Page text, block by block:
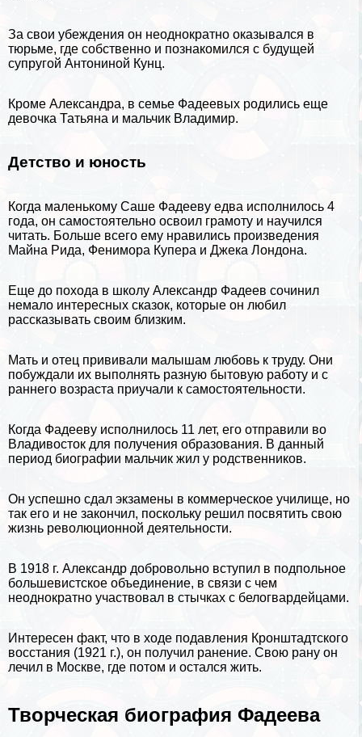
За свои убеждения он неоднократно оказывался в
тюрьме, где собственно и познакомился с будущей
супругой Антониной Кунц.
Кроме Александра, в семье Фадеевых родились еще
дeвoчка Татьяна и мальчик Владимир.
Детство и юность
Когда маленькому Саше Фадееву едва исполнилось 4
года, он самостоятельно освоил грамоту и научился
читать. Больше всего ему нравились произведения
Майна Рида, Фенимора Купера и Джека Лондона.
Еще до похода в школу Александр Фадеев сочинил
немало интересных сказок, которые он любил
рассказывать своим близким.
Мать и отец прививали малышам любовь к труду. Они
побуждали их выполнять разную бытовую работу и с
раннего возраста приучали к самостоятельности.
Когда Фадееву исполнилось 11 лет, его отправили во
Владивосток для получения образования. В данный
период биографии мальчик жил у родственников.
Он успешно сдал экзамены в коммерческое училище, но
так его и не закончил, поскольку решил посвятить свою
жизнь революционной деятельности.
В 1918 г. Александр добровольно вступил в подпольное
большевистское объединение, в связи с чем
неоднократно участвовал в стычках с белогвардейцами.
Интересен факт, что в ходе подавления Кронштадтского
восстания (1921 г.), он получил ранение. Свою рану он
лечил в Москве, где потом и остался жить.
Творческая биография Фадеева